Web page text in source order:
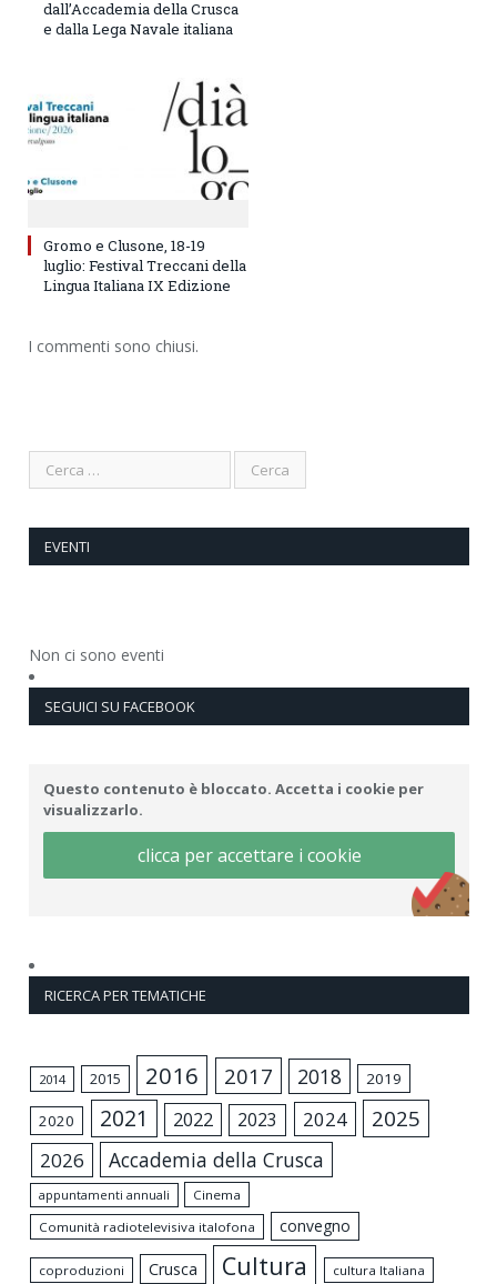
dall’Accademia della Crusca
e dalla Lega Navale italiana
Gromo e Clusone, 18-19
luglio: Festival Treccani della
Lingua Italiana IX Edizione
I commenti sono chiusi.
EVENTI
Non ci sono eventi
SEGUICI SU FACEBOOK
Questo contenuto è bloccato. Accetta i cookie per
visualizzarlo.
clicca per accettare i cookie
RICERCA PER TEMATICHE
2014 2015 2016 2017 2018 2019
2020 2021 2022 2023 2024 2025
2026 Accademia della Crusca
appuntamenti annuali
Cinema
Comunità radiotelevisiva italofona
convegno
coproduzioni Crusca Cultura
cultura Italiana